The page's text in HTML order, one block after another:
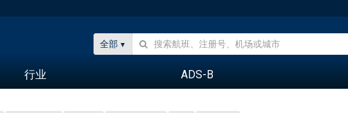
全部
行业 ADS-B